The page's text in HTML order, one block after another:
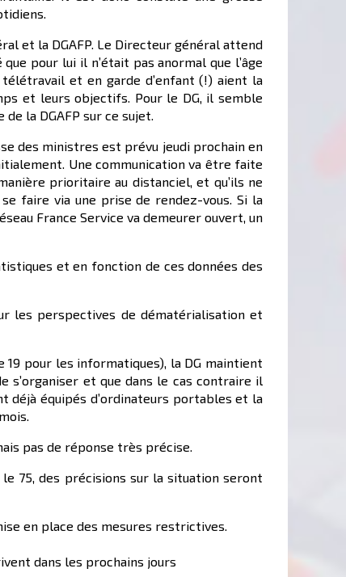
et la DGAFP. Le Directeur général attend
pour lui il n’était pas anormal que l’âge
et en garde d’enfant (!) aient la
et leurs objectifs. Pour le DG, il semble
la DGAFP sur ce sujet.
des ministres est prévu jeudi prochain en
Une communication va être faite
prioritaire au distanciel, et qu’ils ne
faire via une prise de rendez-vous. Si la
France Service va demeurer ouvert, un
et en fonction de ces données des
les perspectives de dématérialisation et
pour les informatiques), la DG maintient
s’organiser et que dans le cas contraire il
équipés d’ordinateurs portables et la
pas de réponse très précise.
75, des précisions sur la situation seront
en place des mesures restrictives.
dans les prochains jours